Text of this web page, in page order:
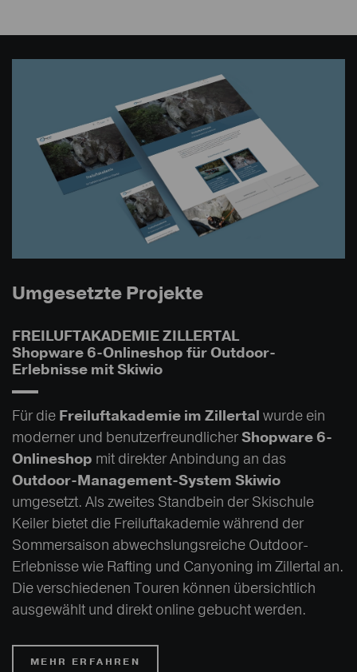
Umgesetzte Projekte
FREILUFTAKADEMIE ZILLERTAL
Shopware 6-Onlineshop für Outdoor-
Erlebnisse mit Skiwio
Für die Freiluftakademie im Zillertal wurde ein
moderner und benutzerfreundlicherShopware 6-
Onlineshop mit direkter Anbindung an das
Outdoor-Management-System Skiwio
umgesetzt. Als zweites Standbein der Skischule
Keiler bietet die Freiluftakademie während der
Sommersaison abwechslungsreiche Outdoor-
Erlebnisse wie Rafting und Canyoning im Zillertal an.
Die verschiedenen Touren können übersichtlich
ausgewählt und direkt online gebucht werden.
MEHR ERFAHREN